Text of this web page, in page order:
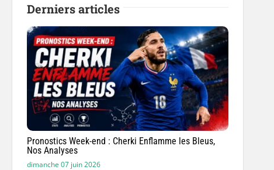
Derniers articles
Pronostics Week-end : Cherki Enflamme les Bleus,
Nos Analyses
dimanche 07 juin 2026